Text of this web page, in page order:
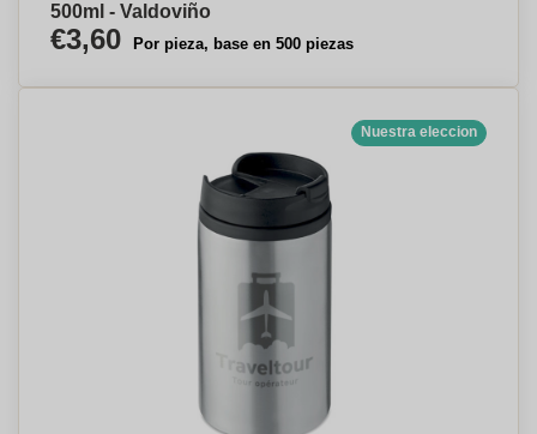
500ml - Valdoviño
€3,60 Por pieza, base en 500 piezas
Nuestra eleccion